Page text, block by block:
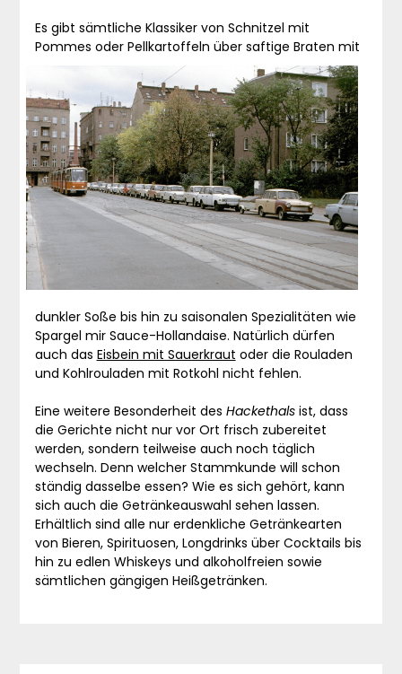
Es gibt sämtliche Klassiker von Schnitzel mit
Pommes oder Pellkartoffeln über saftige Braten mit
dunkler Soße bis hin zu saisonalen Spezialitäten wie
Spargel mir Sauce-Hollandaise. Natürlich dürfen
auch das Eisbein mit Sauerkraut oder die Rouladen
und Kohlrouladen mit Rotkohl nicht fehlen.
Eine weitere Besonderheit des Hackethalsist, dass
die Gerichte nicht nur vor Ort frisch zubereitet
werden, sondern teilweise auch noch täglich
wechseln. Denn welcher Stammkunde will schon
ständig dasselbe essen? Wie es sich gehört, kann
sich auch die Getränkeauswahl sehen lassen.
Erhältlich sind alle nur erdenkliche Getränkearten
von Bieren, Spirituosen, Longdrinks über Cocktails bis
hin zu edlen Whiskeys und alkoholfreien sowie
sämtlichen gängigen Heißgetränken.